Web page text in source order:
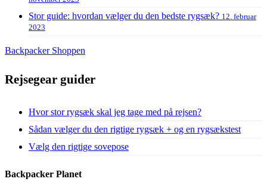
Stor guide: hvordan vælger du den bedste rygsæk? 12. februar
2023
Backpacker Shoppen
Rejsegear guider
Hvor stor rygsæk skal jeg tage med på rejsen?
Sådan vælger du den rigtige rygsæk + og en rygsækstest
Vælg den rigtige sovepose
Backpacker Planet